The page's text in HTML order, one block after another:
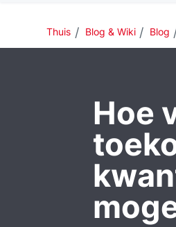
Thuis Blog & Wiki Blog
Hoe